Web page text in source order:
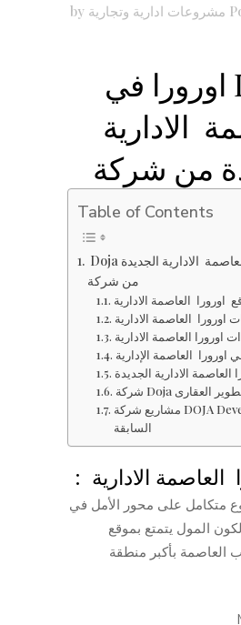
مشروعات ادارية وتجارية by
Doja اورورا في
الادارية
من شركة
Table of Contents
Doja اورورا في العاصمة الادارية الجديدة
من شركة
مشاريع شركة DOJA Developments
السابقة
الادارية :
متكامل على محور الأمل في
لكون المول يتمتع بموقع
العاصمة بأكبر منطقة